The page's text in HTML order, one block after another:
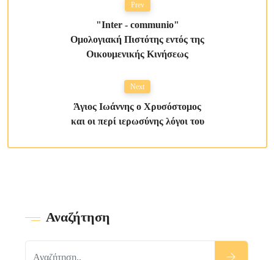
Prev
"Inter - communio"
Ομολογιακή Πιστότης εντός της
Οικουμενικής Κινήσεως
Next
Άγιος Ιωάννης ο Χρυσόστομος
και οι περί ιερωσύνης λόγοι του
Αναζήτηση